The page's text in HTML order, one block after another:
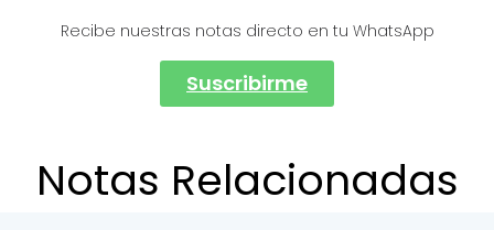
Recibe nuestras notas directo en tu WhatsApp
Suscribirme
Notas Relacionadas